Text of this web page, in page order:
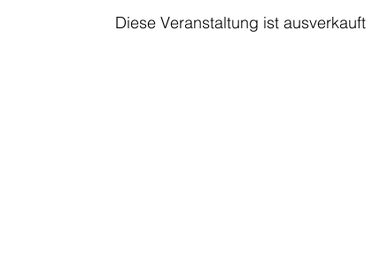
Diese Veranstaltung ist ausverkauft